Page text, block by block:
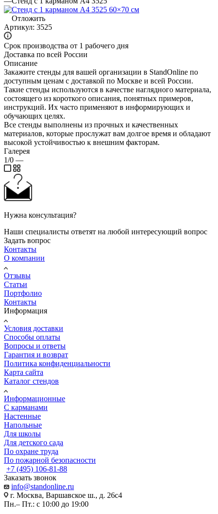
Отложить
Артикул: 3525
Срок производства от 1 рабочего дня
Доставка по всей России
Описание
Закажите стенды для вашей организации в StandOnline по
доступным ценам с доставкой по Москве и всей России.
Такие стенды используются в качестве наглядного материала,
состоящего из короткого описания, понятных примеров,
инструкций. Их часто применяют в информирующих и
обучающих целях.
Все стенды выполнены из прочных и качественных
материалов, которые прослужат вам долгое время и обладают
высокой устойчивостью к внешним факторам.
Галерея
1/0 —
Нужна консультация?
Наши специалисты ответят на любой интересующий вопрос
Задать вопрос
Контакты
О компании
Отзывы
Статьи
Портфолио
Контакты
Информация
Условия доставки
Способы оплаты
Вопросы и ответы
Гарантия и возврат
Политика конфиденциальности
Карта сайта
Каталог стендов
Информационные
С карманами
Настенные
Напольные
Для школы
Для детского сада
По охране труда
По пожарной безопасности
+7 (495) 106-81-88
Заказать звонок
info@standonline.ru
г. Москва, Варшавское ш., д. 26с4
Пн.– Пт.: с 10:00 до 19:00